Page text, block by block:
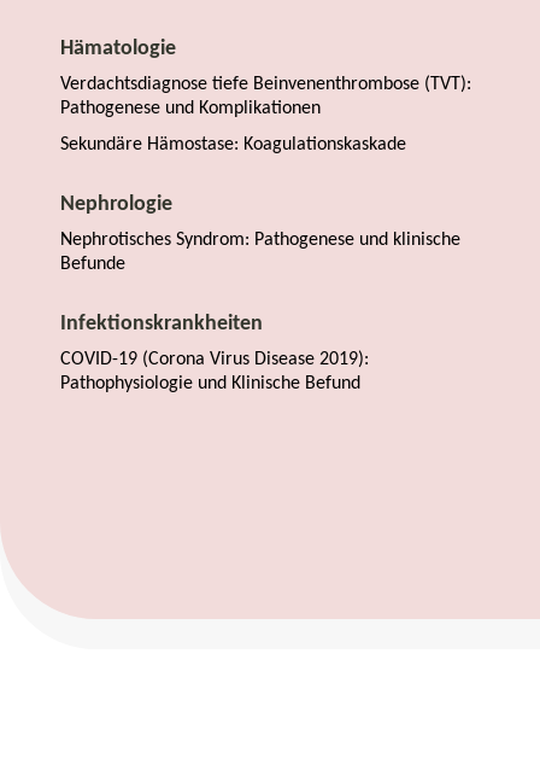
Hämatologie
Verdachtsdiagnose tiefe Beinvenenthrombose (TVT):
Pathogenese und Komplikationen
Sekundäre Hämostase: Koagulationskaskade
Nephrologie
Nephrotisches Syndrom: Pathogenese und klinische
Befunde
Infektionskrankheiten
COVID-19 (Corona Virus Disease 2019):
Pathophysiologie und Klinische Befund